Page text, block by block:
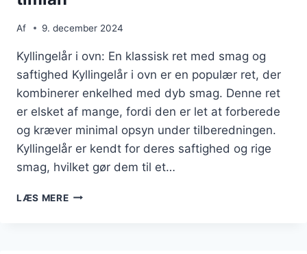
Af 9. december 2024
Kyllingelår i ovn: En klassisk ret med smag og
saftighed Kyllingelår i ovn er en populær ret, der
kombinerer enkelhed med dyb smag. Denne ret
er elsket af mange, fordi den er let at forberede
og kræver minimal opsyn under tilberedningen.
Kyllingelår er kendt for deres saftighed og rige
smag, hvilket gør dem til et…
LÆS MEREKYLLINGELÅR